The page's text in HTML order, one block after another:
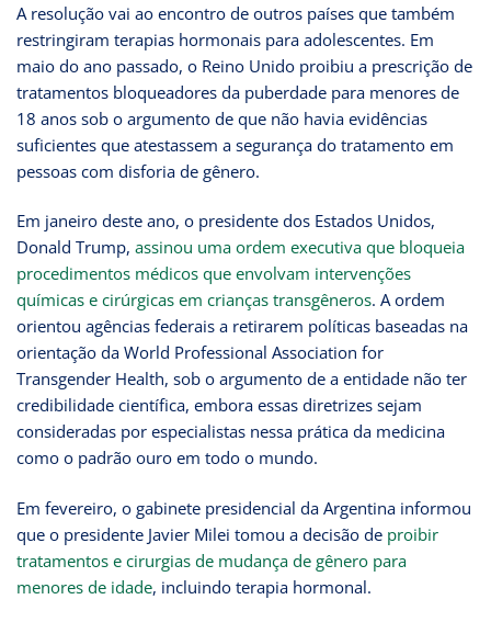
A resolução vai ao encontro de outros países que também
restringiram terapias hormonais para adolescentes. Em
maio do ano passado, o Reino Unido proibiu a prescrição de
tratamentos bloqueadores da puberdade para menores de
18 anos sob o argumento de que não havia evidências
suficientes que atestassem a segurança do tratamento em
pessoas com disforia de gênero.
Em janeiro deste ano, o presidente dos Estados Unidos,
Donald Trump, assinou uma ordem executiva que bloqueia
procedimentos médicos que envolvam intervenções
químicas e cirúrgicas em crianças transgêneros. A ordem
orientou agências federais a retirarem políticas baseadas na
orientação da World Professional Association for
Transgender Health, sob o argumento de a entidade não ter
credibilidade científica, embora essas diretrizes sejam
consideradas por especialistas nessa prática da medicina
como o padrão ouro em todo o mundo.
Em fevereiro, o gabinete presidencial da Argentina informou
que o presidente Javier Milei tomou a decisão de proibir
tratamentos e cirurgias de mudança de gênero para
menores de idade, incluindo terapia hormonal.